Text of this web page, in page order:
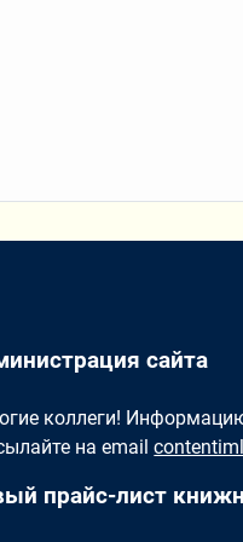
сайта
коллеги!
на email
прайс-лист